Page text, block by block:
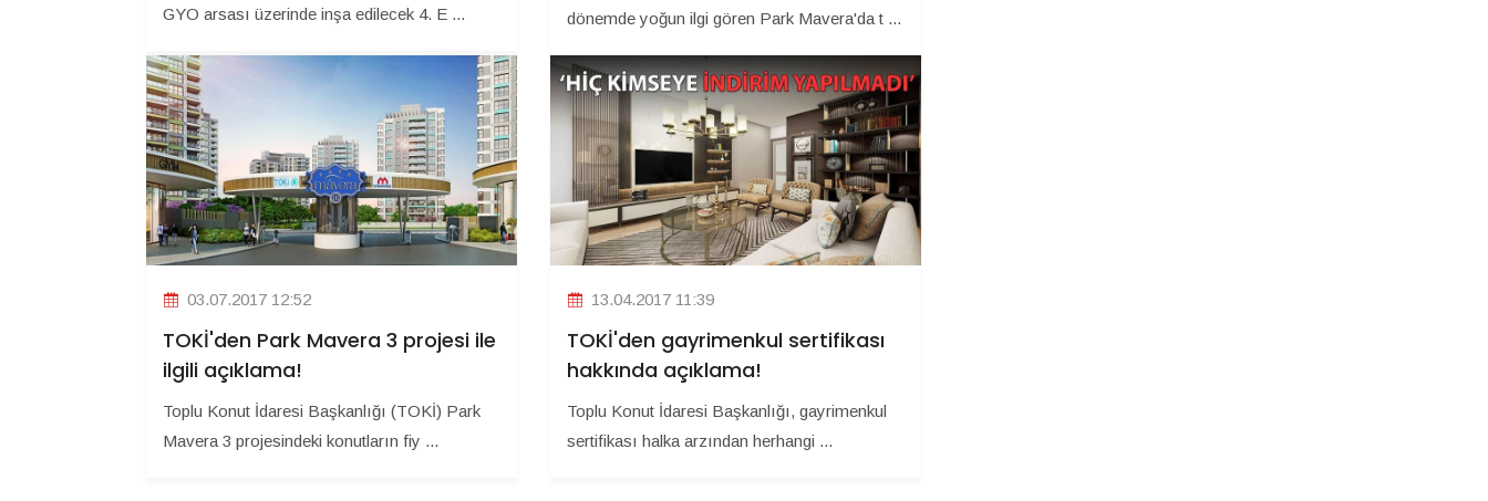
GYO arsası üzerinde inşa edilecek 4. E ...
dönemde yoğun ilgi gören Park Mavera'da t ...
03.07.2017 12:52
TOKİ'den Park Mavera 3 projesi ile
ilgili açıklama!
Toplu Konut İdaresi Başkanlığı (TOKİ) Park
Mavera 3 projesindeki konutların fiy ...
13.04.2017 11:39
TOKİ'den gayrimenkul sertifikası
hakkında açıklama!
Toplu Konut İdaresi Başkanlığı, gayrimenkul
sertifikası halka arzından herhangi ...